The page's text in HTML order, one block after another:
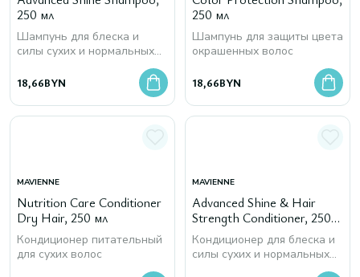
250 мл
Шампунь для блеска и
силы сухих и нормальных
18,66BYN
250 мл
Шампунь для защиты цвета
окрашенных волос
18,66BYN
MAVIENNE
Nutrition Care Conditioner
Dry Hair, 250 мл
Кондиционер питательный
для сухих волос
MAVIENNE
Advanced Shine & Hair
Strength Conditioner, 250
мл
Кондиционер для блеска и
силы сухих и нормальных